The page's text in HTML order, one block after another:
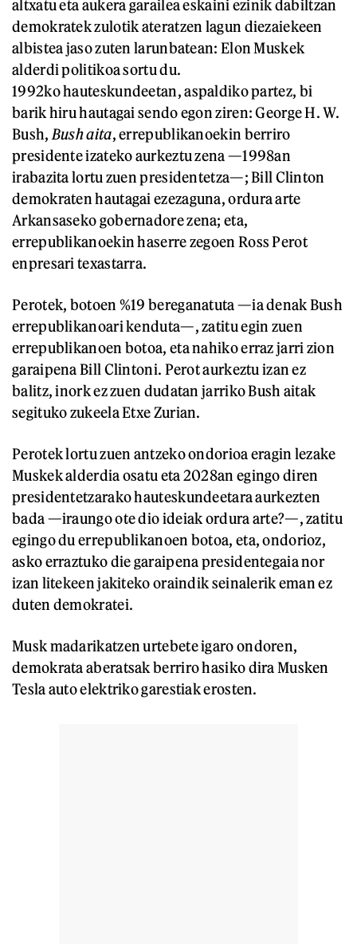
altxatu eta aukera garailea eskaini ezinik dabiltzan
demokratek zulotik ateratzen lagun diezaiekeen
albistea jaso zuten larunbatean: Elon Muskek
alderdi politikoa sortu du.
1992ko hauteskundeetan, aspaldiko partez, bi
barik hiru hautagai sendo egon ziren: George H. W.
Bush, Bush aita, errepublikanoekin berriro
presidente izateko aurkeztu zena —1998an
irabazita lortu zuen presidentetza—; Bill Clinton
demokraten hautagai ezezaguna, ordura arte
Arkansaseko gobernadore zena; eta,
errepublikanoekin haserre zegoen Ross Perot
enpresari texastarra.
Perotek, botoen %19 bereganatuta —ia denak Bush
errepublikanoari kenduta—, zatitu egin zuen
errepublikanoen botoa, eta nahiko erraz jarri zion
garaipena Bill Clintoni. Perot aurkeztu izan ez
balitz, inork ez zuen dudatan jarriko Bush aitak
segituko zukeela Etxe Zurian.
Perotek lortu zuen antzeko ondorioa eragin lezake
Muskek alderdia osatu eta 2028an egingo diren
presidentetzarako hauteskundeetara aurkezten
bada —iraungo ote dio ideiak ordura arte?—, zatitu
egingo du errepublikanoen botoa, eta, ondorioz,
asko erraztuko die garaipena presidentegaia nor
izan litekeen jakiteko oraindik seinalerik eman ez
duten demokratei.
Musk madarikatzen urtebete igaro ondoren,
demokrata aberatsak berriro hasiko dira Musken
Tesla auto elektriko garestiak erosten.